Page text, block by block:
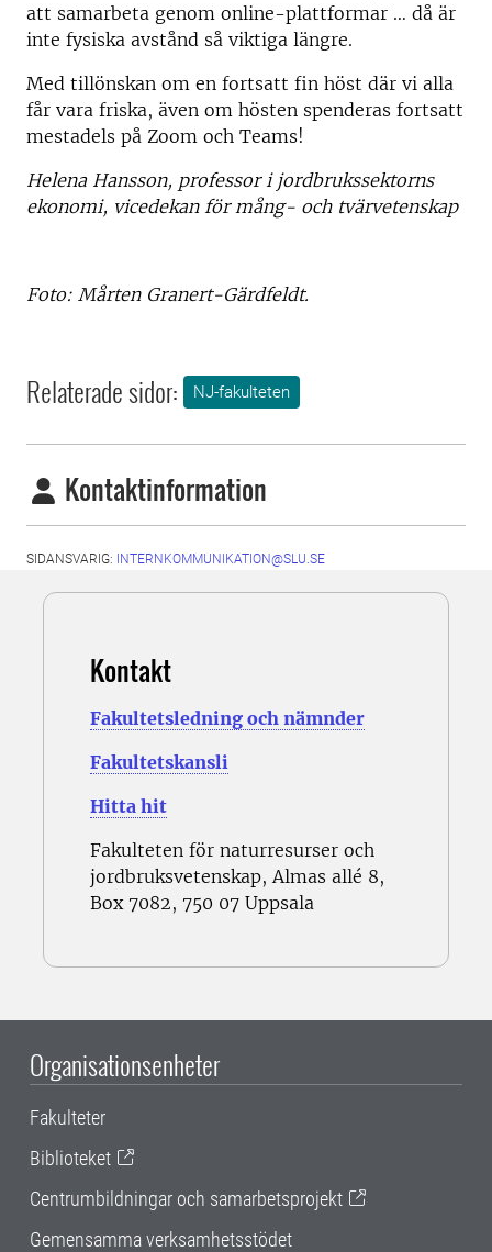
att samarbeta genom online-plattformar … då är
inte fysiska avstånd så viktiga längre.
Med tillönskan om en fortsatt fin höst där vi alla
får vara friska, även om hösten spenderas fortsatt
mestadels på Zoom och Teams!
Helena Hansson, professor i jordbrukssektorns
ekonomi, vicedekan för mång- och tvärvetenskap
Foto: Mårten Granert-Gärdfeldt.
Relaterade sidor: NJ-fakulteten
Kontaktinformation
SIDANSVARIG: INTERNKOMMUNIKATION@SLU.SE
Kontakt
Fakultetsledning och nämnder
Fakultetskansli
Hitta hit
Fakulteten för naturresurser och
jordbruksvetenskap, Almas allé 8,
Box 7082, 750 07 Uppsala
Organisationsenheter
Fakulteter
Biblioteket
Centrumbildningar och samarbetsprojekt
Gemensamma verksamhetsstödet